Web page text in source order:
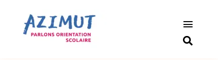
contenu
Toggle